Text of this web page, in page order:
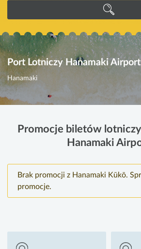
Port Lotniczy Hanamaki
Hanamaki
Promocje biletów
Hanamaki
Brak promocji z Hanamaki Kūkō.
promocje.